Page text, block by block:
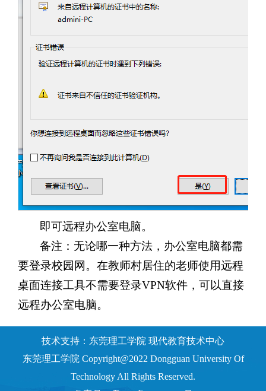
即可远程办公室电脑。
备注：无论哪一种方法，办公室电脑都需
要登录校园网。在教师村居住的老师使用远程
桌面连接工具不需要登录VPN软件，可以直接
远程办公室电脑。
技术支持：东莞理工学院 现代教育技术中心
东莞理工学院 Copyright@2022 Dongguan University Of
Technology All Rights Reserved.